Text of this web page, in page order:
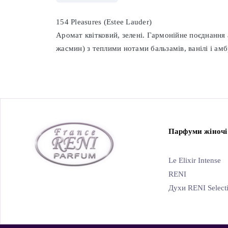
154 Pleasures (Estee Lauder)
Аромат квітковий, зелені. Гармонійне поєднання
жасмин) з теплими нотами бальзамів, ванілі і
Парфуми жіночі
Le Elixir Intense
RENI
Духи RENI